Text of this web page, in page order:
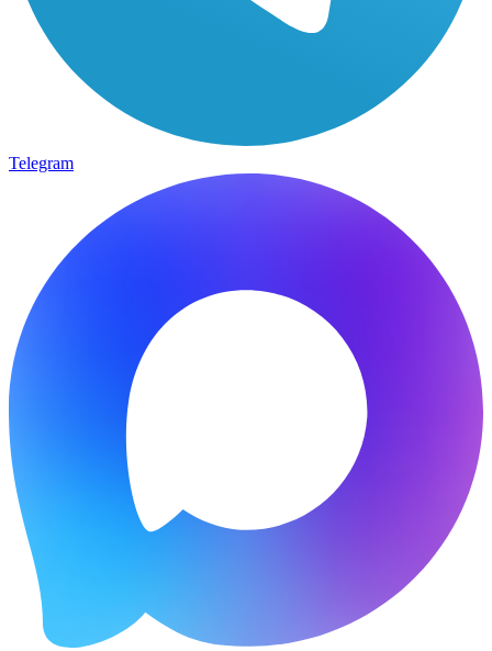
Telegram